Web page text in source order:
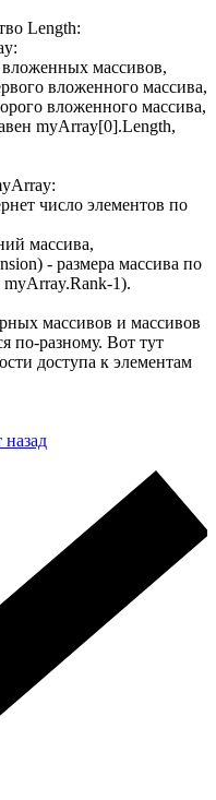
Length:
массивов,
вложенного массива,
вложенного массива,
myArray[0].Length,
число элементов по
массива,
- размера массива по
1).
массивов и массивов
по-разному. Вот тут
доступа к элементам
назад